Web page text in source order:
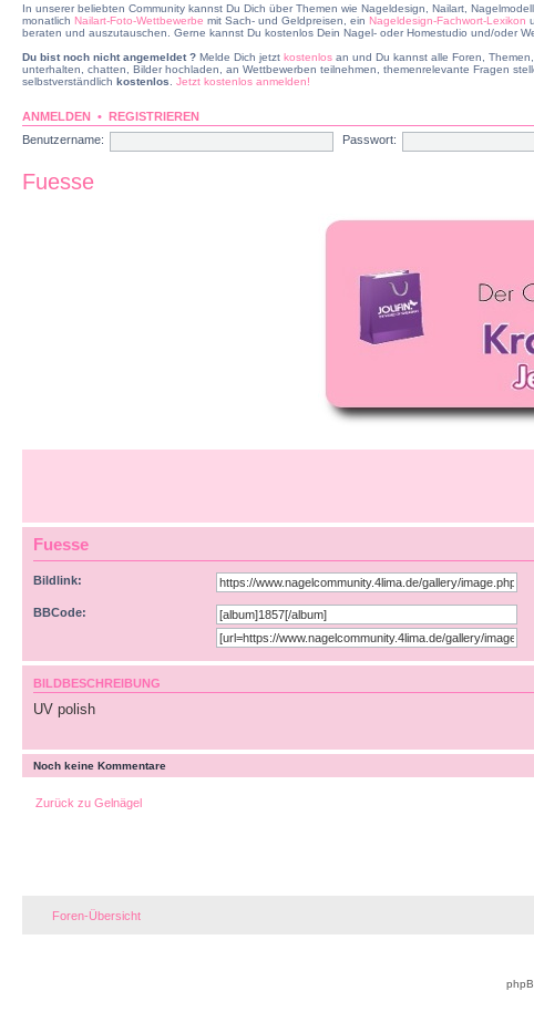
In unserer beliebten Community kannst Du Dich über Themen wie Nageldesign, Nailart,
monatlich Nailart-Foto-Wettbewerbe mit Sach- und Geldpreisen, ein Nageldesign-Fachwort-Lexikon
beraten und auszutauschen. Gerne kannst Du kostenlos Dein Nagel- oder Homestudio und/oder
Du bist noch nicht angemeldet ? Melde Dich jetzt kostenlos an und Du kannst alle Foren,
unterhalten, chatten, Bilder hochladen, an Wettbewerben teilnehmen, themenrelevante Fragen
selbstverständlich kostenlos Jetzt kostenlos anmelden!
ANMELDEN • REGISTRIEREN
Benutzername:
Passwort:
Fuesse
Fuesse
Bildlink:
BBCode:
BILDBESCHREIBUNG
UV polish
Noch keine Kommentare
Zurück zu Gelnägel
Foren-Übersicht